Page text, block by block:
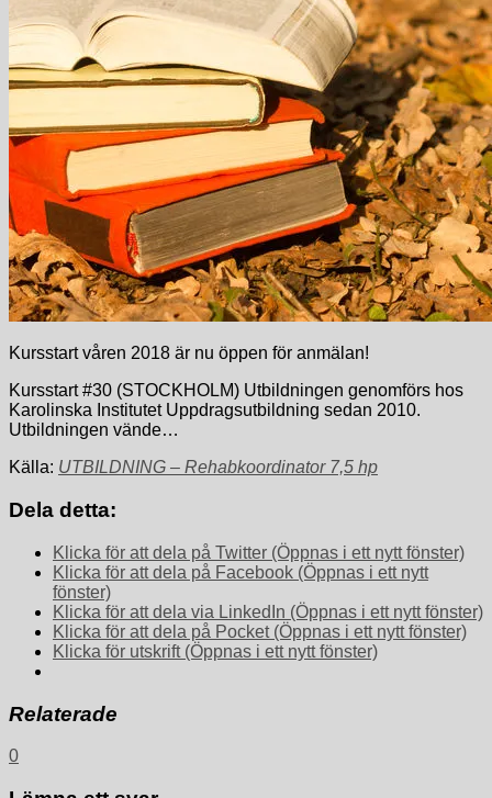
Kursstart våren 2018 är nu öppen för anmälan!
Kursstart #30 (STOCKHOLM) Utbildningen genomförs hos
Karolinska Institutet Uppdragsutbildning sedan 2010.
Utbildningen vände…
Källa: UTBILDNING – Rehabkoordinator 7,5 hp
Dela detta:
Klicka för att dela på Twitter (Öppnas i ett nytt fönster)
Klicka för att dela på Facebook (Öppnas i ett nytt
fönster)
Klicka för att dela via LinkedIn (Öppnas i ett nytt fönster)
Klicka för att dela på Pocket (Öppnas i ett nytt fönster)
Klicka för utskrift (Öppnas i ett nytt fönster)
Relaterade
0